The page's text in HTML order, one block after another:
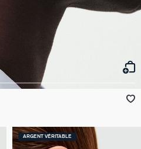
ARGENT VÉRITABLE